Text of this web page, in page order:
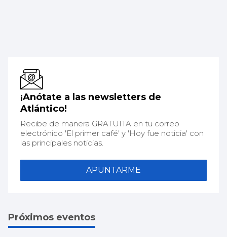
¡Anótate a las newsletters de
Atlántico!
Recibe de manera GRATUITA en tu correo
electrónico 'El primer café' y 'Hoy fue noticia' con
las principales noticias.
APUNTARME
Próximos eventos